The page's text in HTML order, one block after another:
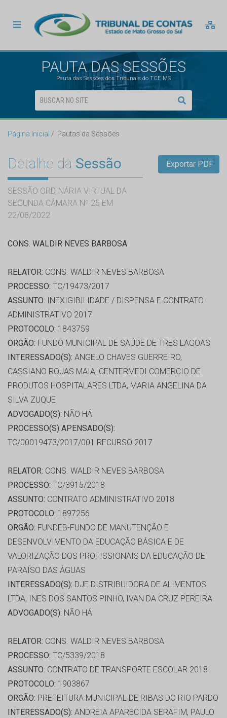
PAUTA DAS SESSÕES
Pauta das Sessões dos Tribunais do TCE MS
Página Inicial Pautas da Sessões
Detalhe da Sessão
SESSÃO ORDINÁRIA VIRTUAL DA
SEGUNDA CÂMARA Nº 25 EM
22/08/2022
Exportar PDF
CONS. WALDIR NEVES BARBOSA
RELATOR: CONS. WALDIR NEVES BARBOSA
PROCESSO: TC/19473/2017
ASSUNTO: INEXIGIBILIDADE / DISPENSA E CONTRATO
ADMINISTRATIVO 2017
PROTOCOLO: 1843759
ORGÃO: FUNDO MUNICIPAL DE SAÚDE DE TRES LAGOAS
INTERESSADO(S): ANGELO CHAVES GUERREIRO,
CASSIANO ROJAS MAIA, CENTERMEDI COMERCIO DE
PRODUTOS HOSPITALARES LTDA, MARIA ANGELINA DA
SILVA ZUQUE
ADVOGADO(S): NÃO HÁ
PROCESSO(S) APENSADO(S):
TC/00019473/2017/001 RECURSO 2017
RELATOR: CONS. WALDIR NEVES BARBOSA
PROCESSO: TC/3915/2018
ASSUNTO: CONTRATO ADMINISTRATIVO 2018
PROTOCOLO: 1897256
ORGÃO: FUNDEB-FUNDO DE MANUTENÇÃO E
DESENVOLVIMENTO DA EDUCAÇÃO BÁSICA E DE
VALORIZAÇÃO DOS PROFISSIONAIS DA EDUCAÇÃO DE
PARAÍSO DAS ÁGUAS
INTERESSADO(S): DJE DISTRIBUIDORA DE ALIMENTOS
LTDA, INES DOS SANTOS PINHO, IVAN DA CRUZ PEREIRA
ADVOGADO(S): NÃO HÁ
RELATOR: CONS. WALDIR NEVES BARBOSA
PROCESSO: TC/5339/2018
ASSUNTO: CONTRATO DE TRANSPORTE ESCOLAR 2018
PROTOCOLO: 1903867
ORGÃO: PREFEITURA MUNICIPAL DE RIBAS DO RIO PARDO
INTERESSADO(S): ANDREIA APARECIDA SERAFIM, PAULO